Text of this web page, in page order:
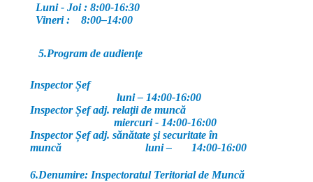
Luni - Joi : 8:00-16:30
Vineri : 8:00–14:00
5.Program de audienţe
Inspector Șef
luni – 14:00-16:00
Inspector Șef adj. relaţii de muncă
miercuri - 14:00-16:00
Inspector Șef adj. sănătate şi securitate în
muncă luni – 14:00-16:00
6.Denumire: Inspectoratul Teritorial de Muncă